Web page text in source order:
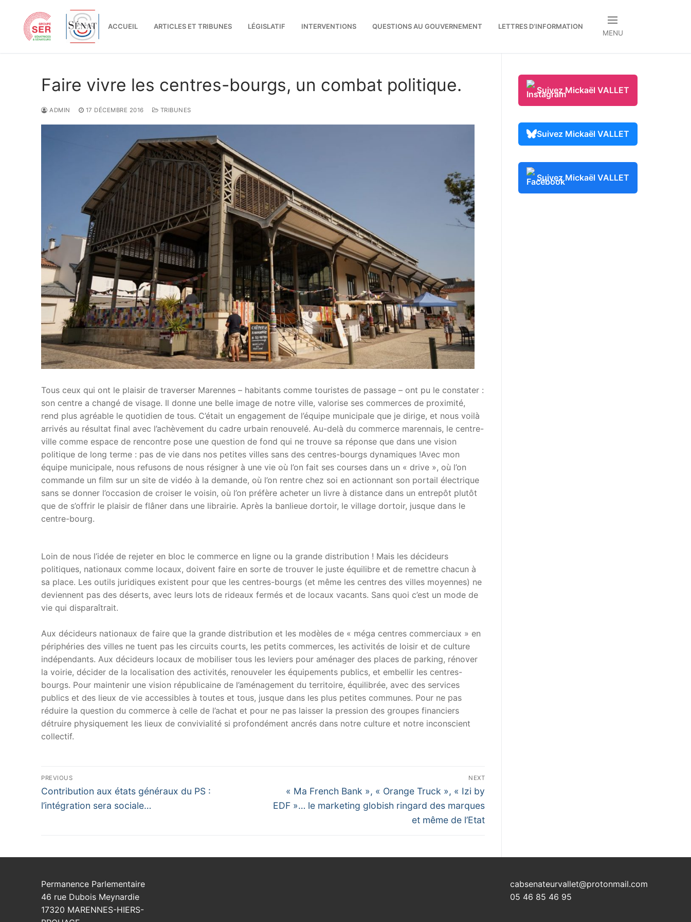
contenu
ACCUEIL ARTICLES ET TRIBUNES LÉGISLATIF INTERVENTIONS QUESTIONS AU GOUVERNEMENT
LETTRES D’INFORMATION
MENU
Faire vivre les centres-bourgs, un combat politique.
ADMIN 17 DÉCEMBRE 2016 TRIBUNES
Tous ceux qui ont le plaisir de traverser Marennes – habitants comme touristes de passage – ont pu le constater :
son centre a changé de visage. Il donne une belle image de notre ville, valorise ses commerces de proximité,
rend plus agréable le quotidien de tous. C’était un engagement de l’équipe municipale que je dirige, et nous voilà
arrivés au résultat final avec l’achèvement du cadre urbain renouvelé. Au-delà du commerce marennais, le centre-
ville comme espace de rencontre pose une question de fond qui ne trouve sa réponse que dans une vision
politique de long terme : pas de vie dans nos petites villes sans des centres-bourgs dynamiques !Avec mon
équipe municipale, nous refusons de nous résigner à une vie où l’on fait ses courses dans un « drive », où l’on
commande un film sur un site de vidéo à la demande, où l’on rentre chez soi en actionnant son portail électrique
sans se donner l’occasion de croiser le voisin, où l’on préfère acheter un livre à distance dans un entrepôt plutôt
que de s’offrir le plaisir de flâner dans une librairie. Après la banlieue dortoir, le village dortoir, jusque dans le
centre-bourg.
Loin de nous l’idée de rejeter en bloc le commerce en ligne ou la grande distribution ! Mais les décideurs
politiques, nationaux comme locaux, doivent faire en sorte de trouver le juste équilibre et de remettre chacun à
sa place. Les outils juridiques existent pour que les centres-bourgs (et même les centres des villes moyennes) ne
deviennent pas des déserts, avec leurs lots de rideaux fermés et de locaux vacants. Sans quoi c’est un mode de
vie qui disparaîtrait.
Aux décideurs nationaux de faire que la grande distribution et les modèles de « méga centres commerciaux » en
périphéries des villes ne tuent pas les circuits courts, les petits commerces, les activités de loisir et de culture
indépendants. Aux décideurs locaux de mobiliser tous les leviers pour aménager des places de parking, rénover
la voirie, décider de la localisation des activités, renouveler les équipements publics, et embellir les centres-
bourgs. Pour maintenir une vision républicaine de l’aménagement du territoire, équilibrée, avec des services
publics et des lieux de vie accessibles à toutes et tous, jusque dans les plus petites communes. Pour ne pas
réduire la question du commerce à celle de l’achat et pour ne pas laisser la pression des groupes financiers
détruire physiquement les lieux de convivialité si profondément ancrés dans notre culture et notre inconscient
collectif.
Navigation
de
l’article
PREVIOUS
Previous
post:
Contribution aux états généraux du PS :
l’intégration sera sociale…
NEXT
Next
post:
« Ma French Bank », « Orange Truck », « Izi by
EDF »… le marketing globish ringard des marques
et même de l’Etat
Suivez Mickaël VALLET
Suivez Mickaël VALLET
Suivez Mickaël VALLET
Permanence Parlementaire
46 rue Dubois Meynardie
17320 MARENNES-HIERS-
cabsenateurvallet@protonmail.com
05 46 85 46 95